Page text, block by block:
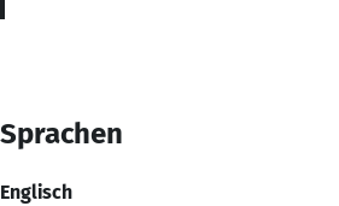
Sprachen
Englisch